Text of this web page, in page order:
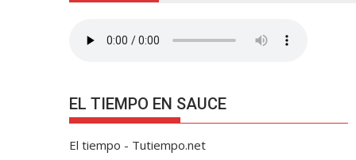
EL TIEMPO EN SAUCE
El tiempo - Tutiempo.net